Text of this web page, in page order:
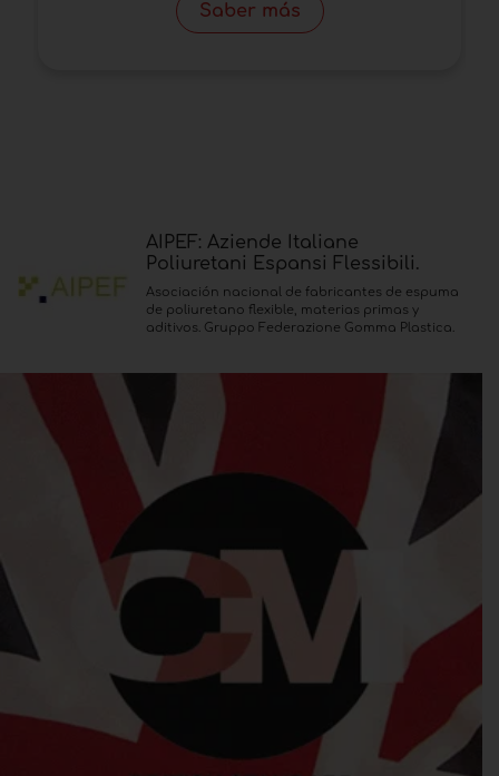
Saber más
AIPEF: Aziende Italiane
Poliuretani Espansi Flessibili.
Asociación nacional de fabricantes de espuma
de poliuretano flexible, materias primas y
aditivos. Gruppo Federazione Gomma Plastica.